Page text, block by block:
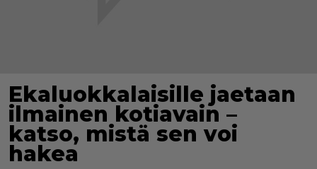
Ekaluokkalaisille jaetaan
ilmainen kotiavain –
katso, mistä sen voi
hakea